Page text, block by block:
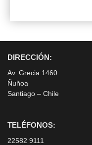
DIRECCIÓN:
Av. Grecia 1460
Ñuñoa
Santiago – Chile
TELÉFONOS:
22582 9111